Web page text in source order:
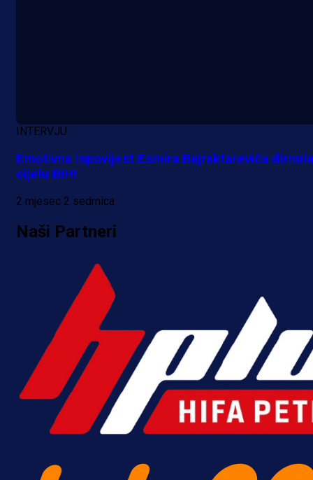
INTERVJU
Emotivna ispovijest Esmira Bajraktarevića dirnula
cijelu BiH!
2 mjesec 2 sedmica
Naši Partneri